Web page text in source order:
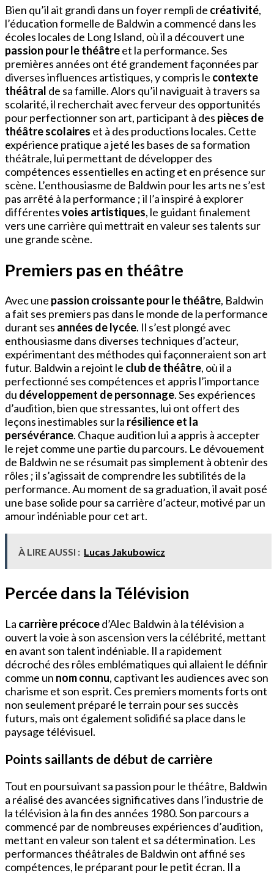
Bien qu’il ait grandi dans un foyer rempli de créativité,
l’éducation formelle de Baldwin a commencé dans les
écoles locales de Long Island, où il a découvert une
passion pour le théâtreet la performance. Ses
premières années ont été grandement façonnées par
diverses influences artistiques, y compris le contexte
théâtral de sa famille. Alors qu’il naviguait à travers sa
scolarité, il recherchait avec ferveur des opportunités
pour perfectionner son art, participant à des pièces de
théâtre scolaires et à des productions locales. Cette
expérience pratique a jeté les bases de sa formation
théâtrale, lui permettant de développer des
compétences essentielles en acting et en présence sur
scène. L’enthousiasme de Baldwin pour les arts ne s’est
pas arrêté à la performance ; il l’a inspiré à explorer
différentesvoies artistiques, le guidant finalement
vers une carrière qui mettrait en valeur ses talents sur
une grande scène.
Premiers pas en théâtre
Avec une passion croissante pour le théâtre, Baldwin
a fait ses premiers pas dans le monde de la performance
durant ses années de lycée. Il s’est plongé avec
enthousiasme dans diverses techniques d’acteur,
expérimentant des méthodes qui façonneraient son art
futur. Baldwin a rejoint le club de théâtre, où il a
perfectionné ses compétences et appris l’importance
du développement de personnage. Ses expériences
d’audition, bien que stressantes, lui ont offert des
leçons inestimables sur la résilience et la
persévérance. Chaque audition lui a appris à accepter
le rejet comme une partie du parcours. Le dévouement
de Baldwin ne se résumait pas simplement à obtenir des
rôles ; il s’agissait de comprendre les subtilités de la
performance. Au moment de sa graduation, il avait posé
une base solide pour sa carrière d’acteur, motivé par un
amour indéniable pour cet art.
À LIRE AUSSI : Lucas Jakubowicz
Percée dans la Télévision
La carrière précoced’Alec Baldwin à la télévision a
ouvert la voie à son ascension vers la célébrité, mettant
en avant son talent indéniable. Il a rapidement
décroché des rôles emblématiques qui allaient le définir
comme un nom connu, captivant les audiences avec son
charisme et son esprit. Ces premiers moments forts ont
non seulement préparé le terrain pour ses succès
futurs, mais ont également solidifié sa place dans le
paysage télévisuel.
Points saillants de début de carrière
Tout en poursuivant sa passion pour le théâtre, Baldwin
a réalisé des avancées significatives dans l’industrie de
la télévision à la fin des années 1980. Son parcours a
commencé par de nombreuses expériences d’audition,
mettant en valeur son talent et sa détermination. Les
performances théâtrales de Baldwin ont affiné ses
compétences, le préparant pour le petit écran. Il a